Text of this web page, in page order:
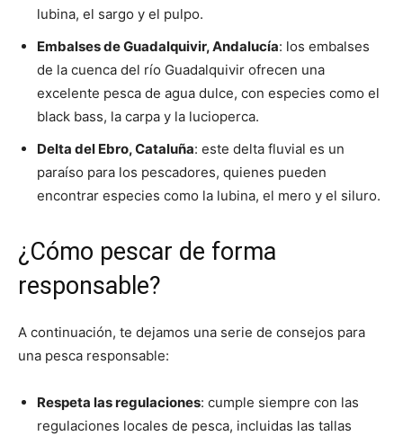
lubina, el sargo y el pulpo.
Embalses de Guadalquivir, Andalucía: los embalses
de la cuenca del río Guadalquivir ofrecen una
excelente pesca de agua dulce, con especies como el
black bass, la carpa y la lucioperca.
Delta del Ebro, Cataluña: este delta fluvial es un
paraíso para los pescadores, quienes pueden
encontrar especies como la lubina, el mero y el siluro.
¿Cómo pescar de forma
responsable?
A continuación, te dejamos una serie de consejos para
una pesca responsable:
Respeta las regulaciones: cumple siempre con las
regulaciones locales de pesca, incluidas las tallas